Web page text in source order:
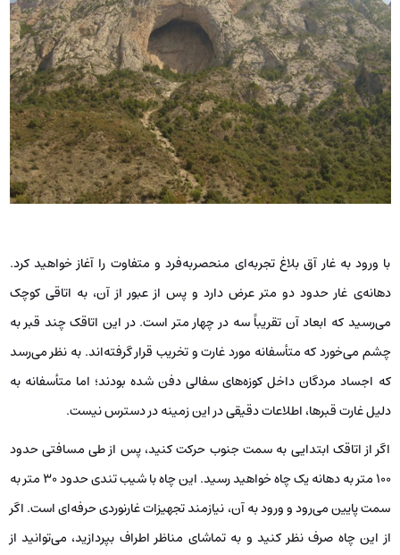
با ورود به غار آق بلاغ تجربه‌ای منحصربه‌فرد و متفاوت را آغاز خواهید کرد.
دهانه‌ی غار حدود دو متر عرض دارد و پس از عبور از آن، به اتاقی کوچک
می‌رسید که ابعاد آن تقریباً سه در چهار متر است. در این اتاقک چند قبر به
چشم می‌خورد که متأسفانه مورد غارت و تخریب قرار گرفته‌اند. به نظر می‌رسد
که اجساد مردگان داخل کوزه‌های سفالی دفن شده بودند؛ اما متأسفانه به
دلیل غارت قبرها، اطلاعات دقیقی در این زمینه در دسترس نیست.
اگر از اتاقک ابتدایی به سمت جنوب حرکت کنید، پس از طی مسافتی حدود
۱۰۰ متر به دهانه یک چاه خواهید رسید. این چاه با شیب تندی حدود ۳۰ متر به
سمت پایین می‌رود و ورود به آن، نیازمند تجهیزات غارنوردی حرفه‌ای است. اگر
از این چاه صرف نظر کنید و به تماشای مناظر اطراف بپردازید، می‌توانید از